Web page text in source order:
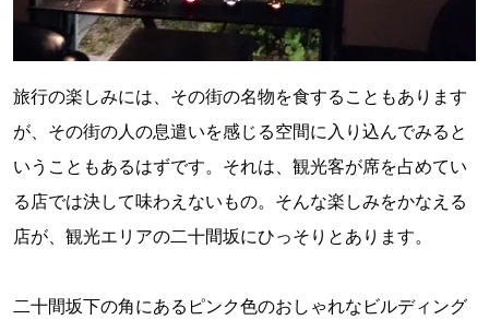
旅行の楽しみには、その街の名物を食することもあります
が、その街の人の息遣いを感じる空間に入り込んでみると
いうこともあるはずです。それは、観光客が席を占めてい
る店では決して味わえないもの。そんな楽しみをかなえる
店が、観光エリアの二十間坂にひっそりとあります。
二十間坂下の角にあるピンク色のおしゃれなビルディング